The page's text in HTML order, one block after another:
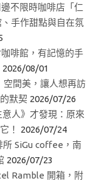
不限時咖啡店「仁
手作甜點與自在氛
啡館，有記憶的手
2026/08/01
空間美，讓人想再訪
默契 2026/07/26
人》才發現：原來
！
2026/07/24
所 SiGu coffee，南
2026/07/23
Ramble 開箱，附